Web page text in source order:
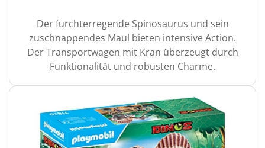
Der furchterregende Spinosaurus und sein
zuschnappendes Maul bieten intensive Action.
Der Transportwagen mit Kran überzeugt durch
Funktionalität und robusten Charme.